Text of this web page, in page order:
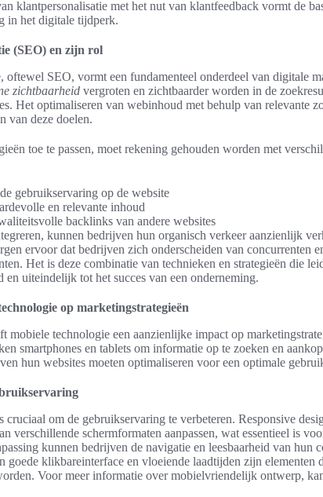
klantpersonalisatie met het nut van klantfeedback vormt de
in het digitale tijdperk.
(SEO) en zijn rol
oftewel SEO, vormt een fundamenteel onderdeel van digitale
zichtbaarheid vergroten en zichtbaarder worden in de
Het optimaliseren van webinhoud met behulp van relevante
van deze doelen.
toe te passen, moet rekening gehouden worden met
gebruikservaring op de website
en relevante inhoud
backlinks van andere websites
kunnen bedrijven hun organisch verkeer aanzienlijk
ervoor dat bedrijven zich onderscheiden van concurrenten
Het is deze combinatie van technieken en strategieën die
en uiteindelijk tot het succes van een onderneming.
op marketingstrategieën
mobiele technologie een aanzienlijke impact op
smartphones en tablets om informatie op te zoeken en
hun websites moeten optimaliseren voor een optimale
cruciaal om de gebruikservaring te verbeteren. Responsive
verschillende schermformaten aanpassen, wat essentieel is
kunnen bedrijven de navigatie en leesbaarheid van hun
goede klikbareinterface en vloeiende laadtijden zijn elementen
Voor meer informatie over mobielvriendelijk ontwerp,